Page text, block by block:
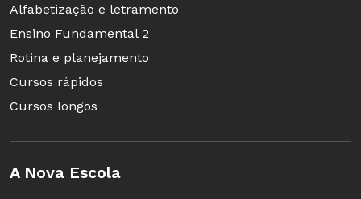
Alfabetização e letramento
Ensino Fundamental 2
Rotina e planejamento
Cursos rápidos
Cursos longos
A Nova Escola